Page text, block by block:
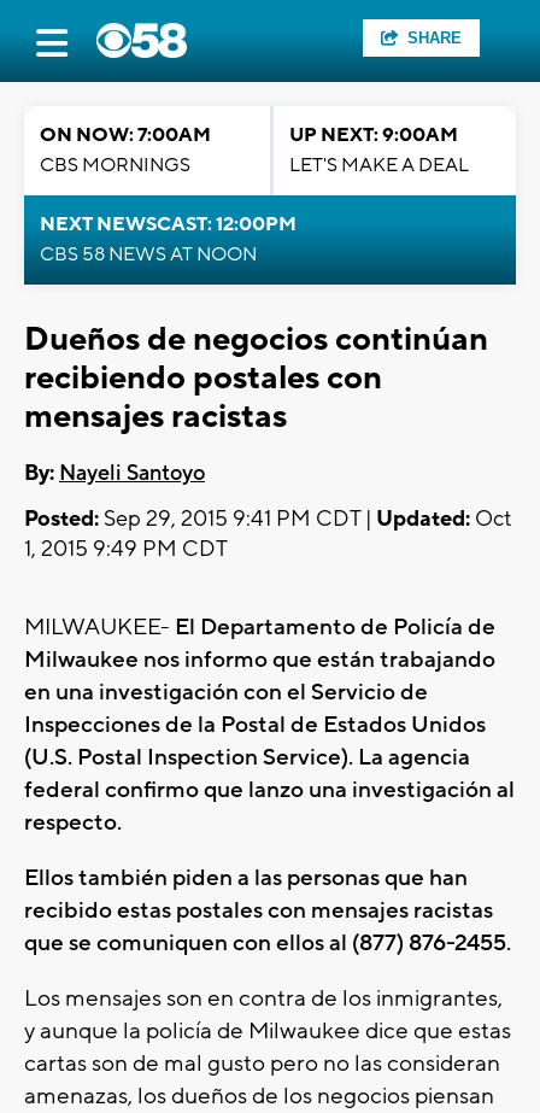
SHARE
ON NOW: 7:00AM
CBS MORNINGS
UP NEXT: 9:00AM
LET'S MAKE A DEAL
NEXT NEWSCAST: 12:00PM
CBS 58 NEWS AT NOON
Dueños de negocios continúan
recibiendo postales con
mensajes racistas
By: Nayeli Santoyo
Posted: Sep 29, 2015 9:41 PM CDT | Updated: Oct
1, 2015 9:49 PM CDT
MILWAUKEE- El Departamento de Policía de
Milwaukee nos informo que están trabajando
en una investigación con el Servicio de
Inspecciones de la Postal de Estados Unidos
(U.S. Postal Inspection Service). La agencia
federal confirmo que lanzo una investigación al
respecto.
Ellos también piden a las personas que han
recibido estas postales con mensajes racistas
que se comuniquen con ellos al (877) 876-2455.
Los mensajes son en contra de los inmigrantes,
y aunque la policía de Milwaukee dice que estas
cartas son de mal gusto pero no las consideran
amenazas, los dueños de los negocios piensan